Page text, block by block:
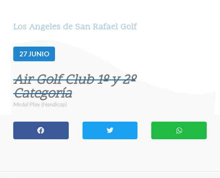
Los Angeles de San Rafael Golf
27JUNIO
Air Golf Club 1º y 2º
Categoría
Medal Play (Handicap)